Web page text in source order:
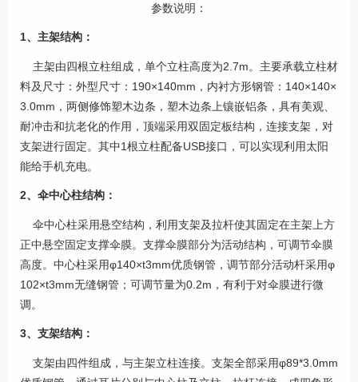
参数说明：
1、主架结构：
主架由四根立柱组成，单个立柱高度为2.7m。主要承载立柱材
料及尺寸：外型尺寸：190×140mm，内衬方形钢管：140×140×
3.0mm，两侧修饰塑木边条，塑木边条上镶嵌铝条，具有美观、
耐冲击和抗老化的作用，顶端采用双固定板结构，连接支架，对
支架进行固定。其中1根立柱配备USB接口，可以实现利用太阳
能给手机充电。
2、伞中心柱结构：
伞中心柱采用悬空结构，利用支架及拉杆使其固定在主架上方
正中悬空固定支撑伞膜。支撑伞膜部分为活动结构，可调节伞膜
高度。中心柱采用φ140×t3mm优质钢管，调节部分活动杆采用φ
102×t3mm无缝钢管；可调节量为0.2m，有利于对伞膜进行微
调。
3、支架结构：
支架由四件组成，与主架立柱连接。支架全部采用φ89*3.0mm